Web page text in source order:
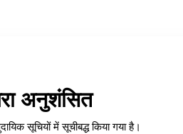
अनुशंसित
सूचियों में सूचीबद्ध किया गया है।